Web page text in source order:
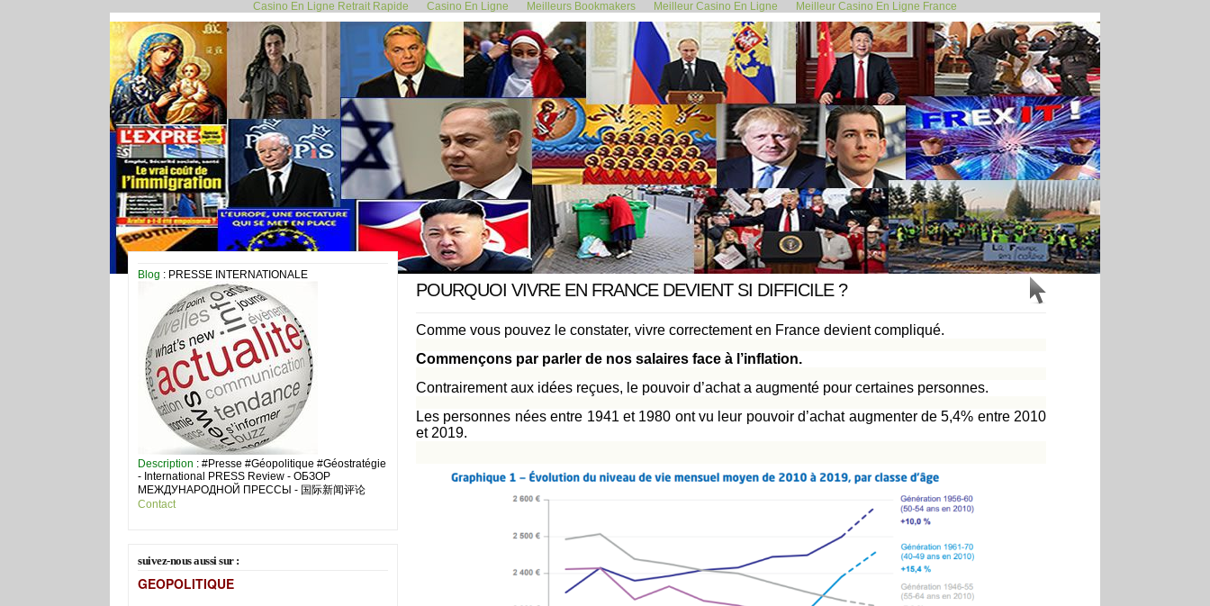
Casino En Ligne Retrait Rapide Casino En Ligne Meilleurs Bookmakers Meilleur Casino En Ligne Meilleur Casino En Ligne France
Blog : PRESSE INTERNATIONALE
Description : #Presse #Géopolitique #Géostratégie
- International PRESS Review - ОБЗОР
МЕЖДУНАРОДНОЙ ПРЕССЫ - 国际新闻评论
Contact
suivez-nous aussi sur :
GEOPOLITIQUE
<< Le pass carbone se rapproche... Pékin n'a pas invité certains... >>
14 août 2023
POURQUOI VIVRE EN FRANCE DEVIENT SI DIFFICILE ?
Comme vous pouvez le constater, vivre correctement en France devient compliqué.
Commençons par parler de nos salaires face à l’inflation.
Contrairement aux idées reçues, le pouvoir d’achat a augmenté pour certaines personnes.
Les personnes nées entre 1941 et 1980 ont vu leur pouvoir d’achat augmenter de 5,4% entre 2010
et 2019.